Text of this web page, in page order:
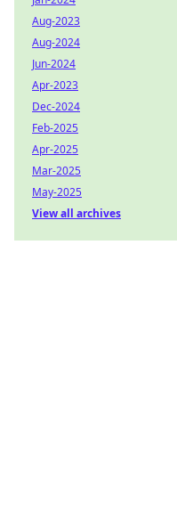
Aug-2023
Aug-2024
Jun-2024
Apr-2023
Dec-2024
Feb-2025
Apr-2025
Mar-2025
May-2025
View all archives